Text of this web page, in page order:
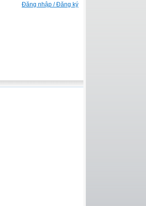
Đăng nhập / Đăng ký